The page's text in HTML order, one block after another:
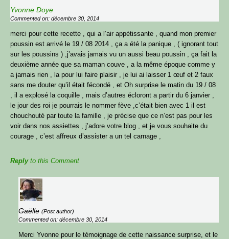
Yvonne Doye
Commented on: décembre 30, 2014
merci pour cette recette , qui a l’air appétissante , quand mon premier
poussin est arrivé le 19 / 08 2014 , ça a été la panique , ( ignorant tout
sur les poussins ) ,j’avais jamais vu un aussi beau poussin , ça fait la
deuxième année que sa maman couve , a la même époque comme y
a jamais rien , la pour lui faire plaisir , je lui ai laisser 1 œuf et 2 faux
sans me douter qu’il était fécondé , et Oh surprise le matin du 19 / 08
, il a explosé la coquille , mais d’autres écloront a partir du 6 janvier ,
le jour des roi je pourrais le nommer fève ,c’était bien avec 1 il est
chouchouté par toute la famille , je précise que ce n’est pas pour les
voir dans nos assiettes , j’adore votre blog , et je vous souhaite du
courage , c’est affreux d’assister a un tel carnage ,
Replyto this Comment
Gaëlle (Post author)
Commented on: décembre 30, 2014
Merci Yvonne pour le témoignage de cette naissance surprise, et le